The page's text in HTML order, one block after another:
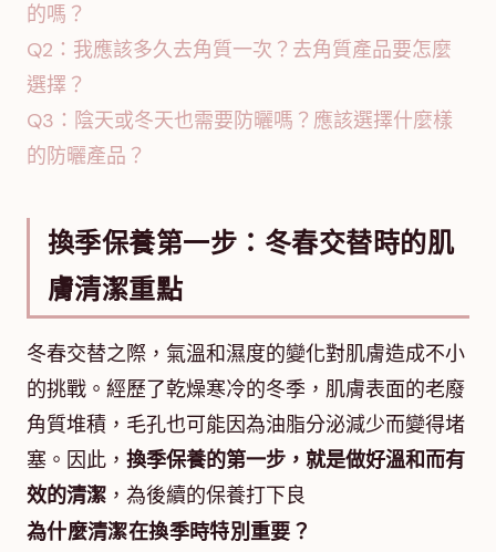
的嗎？
Q2：我應該多久去角質一次？去角質產品要怎麼
選擇？
Q3：陰天或冬天也需要防曬嗎？應該選擇什麼樣
的防曬產品？
換季保養第一步：冬春交替時的肌
膚清潔重點
冬春交替之際，氣溫和濕度的變化對肌膚造成不小
的挑戰。經歷了乾燥寒冷的冬季，肌膚表面的老廢
角質堆積，毛孔也可能因為油脂分泌減少而變得堵
塞。因此， 換季保養的第一步，就是做好溫和而有
效的清潔 ，為後續的保養打下良
為什麼清潔在換季時特別重要？